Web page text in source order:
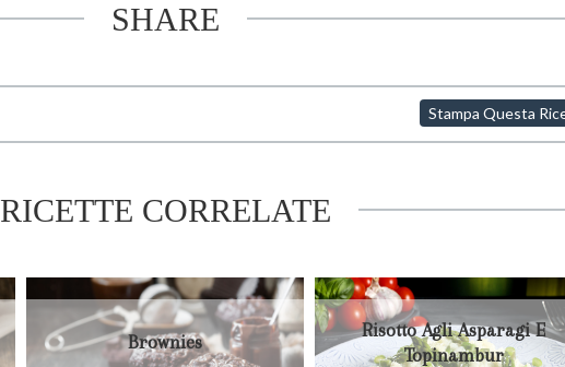
SHARE
Stampa Questa
RICETTE CORRELATE
Brownies
Risotto Agli Asparagi E
Topinambur